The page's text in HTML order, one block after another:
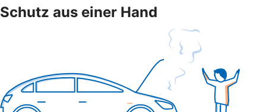
Schutz aus einer Hand